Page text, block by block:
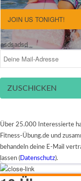
JOIN US TONIGHT!
asdsadsd
ZUSCHICKEN
Über 25.000 Interessierte
Fitness-Übung.de und
behandeln deine E-Mail
lassen (Datenschutz).